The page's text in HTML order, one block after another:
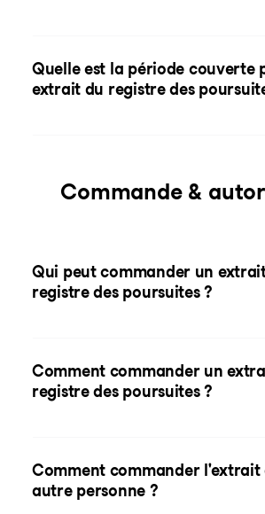
Quelle est la période couverte
extrait du registre des
Commande &
Qui peut commander un
registre des poursuites ?
Comment commander un
registre des poursuites ?
Comment commander l'extrait
autre personne ?